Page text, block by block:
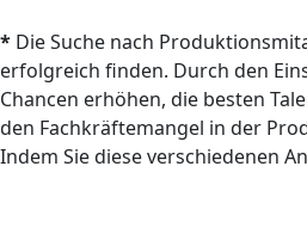
* Die Suche nach
erfolgreich finden. Durch den
Chancen erhöhen, die besten
den Fachkräftemangel in der
Indem Sie diese verschiedenen